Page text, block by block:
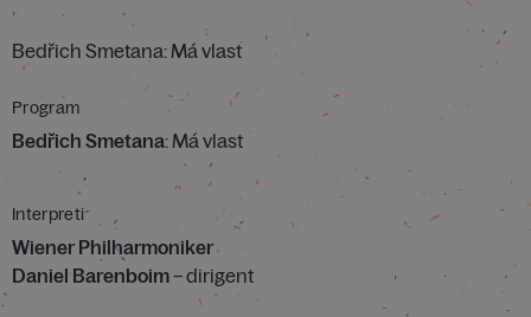
Bedřich Smetana: Má vlast
Program
Bedřich Smetana: Má vlast
Interpreti
Wiener Philharmoniker
Daniel Barenboim– dirigent